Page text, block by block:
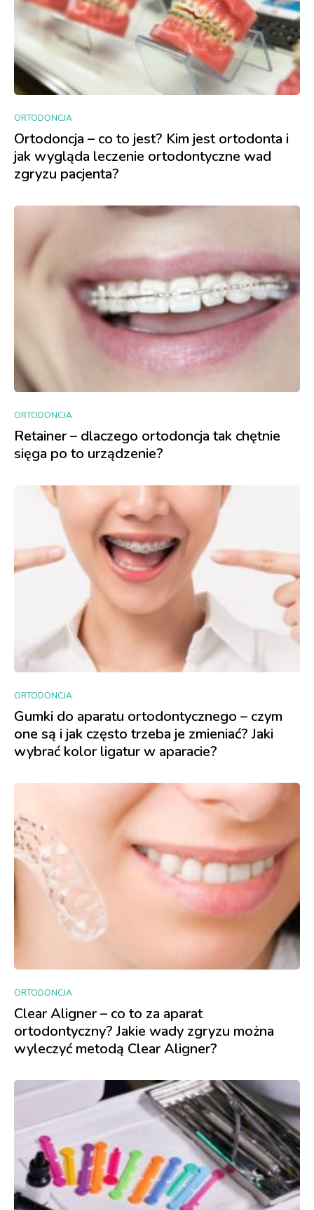
ORTODONCJA
Ortodoncja – co to jest? Kim jest ortodonta i
jak wygląda leczenie ortodontyczne wad
zgryzu pacjenta?
ORTODONCJA
Retainer – dlaczego ortodoncja tak chętnie
sięga po to urządzenie?
ORTODONCJA
Gumki do aparatu ortodontycznego – czym
one są i jak często trzeba je zmieniać? Jaki
wybrać kolor ligatur w aparacie?
ORTODONCJA
Clear Aligner – co to za aparat
ortodontyczny? Jakie wady zgryzu można
wyleczyć metodą Clear Aligner?